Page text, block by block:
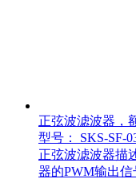
正弦波滤波器，
型号： SKS-SF-
正弦波滤波器描
器的PWM输出